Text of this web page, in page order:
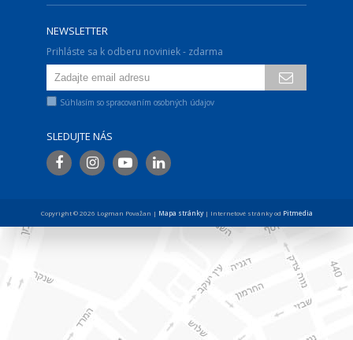
NEWSLETTER
Prihláste sa k odberu noviniek - zdarma
Súhlasím so spracovaním osobných údajov
SLEDUJTE NÁS
Copyright © 2026 Logman Považan | Mapa stránky| Internetové stránky od Pitmedia